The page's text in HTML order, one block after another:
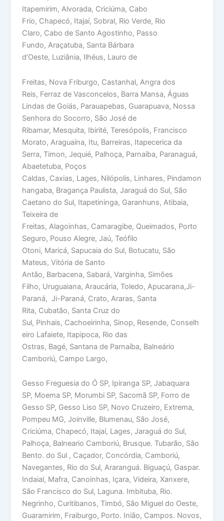
Itapemirim, Alvorada, Criciúma, Cabo
Frio, Chapecó, Itajaí, Sobral, Rio Verde, Rio
Claro, Cabo de Santo Agostinho, Passo
Fundo, Araçatuba, Santa Bárbara
d’Oeste, Luziânia, Ilhéus, Lauro de
Freitas, Nova Friburgo, Castanhal, Angra dos
Reis, Ferraz de Vasconcelos, Barra Mansa, Águas
Lindas de Goiás, Parauapebas, Guarapuava, Nossa
Senhora do Socorro, São José de
Ribamar, Mesquita, Ibirité, Teresópolis, Francisco
Morato, Araguaína, Itu, Barreiras, Itapecerica da
Serra, Timon, Jequié, Palhoça, Parnaíba, Paranaguá,
Abaetetuba, Poços
Caldas, Caxias, Lages, Nilópolis, Linhares, Pindamon
hangaba, Bragança Paulista, Jaraguá do Sul, São
Caetano do Sul, Itapetininga, Garanhuns, Atibaia,
Teixeira de
Freitas, Alagoinhas, Camaragibe, Queimados, Porto
Seguro, Pouso Alegre, Jaú, Teófilo
Otoni, Maricá, Sapucaia do Sul, Botucatu, São
Mateus, Vitória de Santo
Antão, Barbacena, Sabará, Varginha, Simões
Filho, Uruguaiana, Araucária, Toledo, Apucarana,Ji-
Paraná, Ji-Paraná, Crato, Araras, Santa
Rita, Cubatão, Santa Cruz do
Sul, Pinhais, Cachoeirinha, Sinop, Resende, Conselh
eiro Lafaiete, Itapipoca, Rio das
Ostras, Bagé, Santana de Parnaíba, Balneário
Camboriú, Campo Largo,
Gesso Freguesia do Ó SP, Ipiranga SP, Jabaquara
SP, Moema SP, Morumbi SP, Sacomã SP, Forro de
Gesso SP, Gesso Liso SP, Novo Cruzeiro, Extrema,
Pompeu MG, Joinville, Blumenau, São José,
Criciúma, Chapecó, Itajaí, Lages, Jaraguá do Sul,
Palhoça, Balneario Camboriú, Brusque. Tubarão, São
Bento. do Sul , Caçador, Concórdia, Camboriú,
Navegantes, Rio do Sul, Araranguá. Biguaçú, Gaspar.
Indaial, Mafra, Canoinhas, Içara, Videira, Xanxere,
São Francisco do Sul, Laguna. Imbituba, Rio.
Negrinho, Curitibanos, Timbó, São Miguel do Oeste,
Guaramirim, Fraiburgo, Porto. Inião, Campos. Novos,